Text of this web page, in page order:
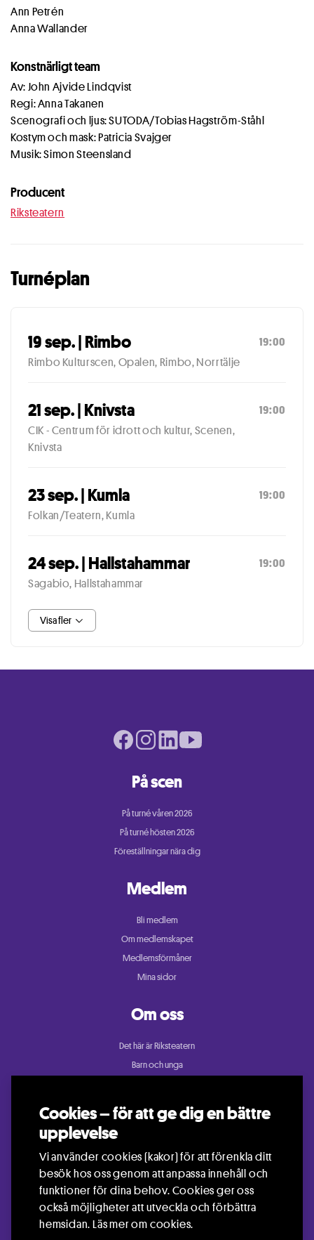
Cookies – för att ge dig en bättre
upplevelse
Vi använder cookies (kakor) för att förenkla ditt
besök hos oss genom att anpassa innehåll och
funktioner för dina behov. Cookies ger oss
också möjligheter att utveckla och förbättra
hemsidan.Läs mer om cookies.
Ann Petrén
Anna Wallander
Konstnärligt team
Av: John Ajvide Lindqvist
Regi: Anna Takanen
Scenografi och ljus: SUTODA/Tobias Hagström-Ståhl
Kostym och mask: Patricia Svajger
Musik: Simon Steensland
Producent
Riksteatern
Turnéplan
19 sep. | Rimbo
Rimbo Kulturscen, Opalen, Rimbo, Norrtälje
19:00
21 sep. | Knivsta
CIK - Centrum för idrott och kultur, Scenen,
Knivsta
19:00
23 sep. | Kumla
Folkan/Teatern, Kumla
19:00
24 sep. | Hallstahammar
Sagabio, Hallstahammar
19:00
Visa fler
På scen
På turné våren 2026
På turné hösten 2026
Föreställningar nära dig
Medlem
Bli medlem
Om medlemskapet
Medlemsförmåner
Mina sidor
Om oss
Det här är Riksteatern
Barn och unga
Konsert och festival
Samtida cirkus
Teater
Facebook page
Instagram page
LinkedIn pageYoutube page